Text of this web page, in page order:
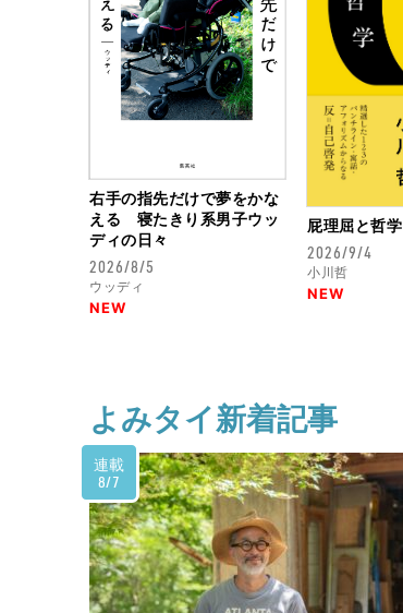
右手の指先だけで夢をかな
える 寝たきり系男子ウッ
ディの日々
2026/8/5
ウッディ
NEW
屁理屈と哲学
2026/9/4
小川哲
NEW
よみタイ新着記事
連載
8/7